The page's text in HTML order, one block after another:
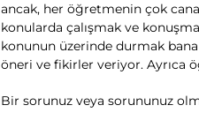
ancak, her öğretmenin çok
konularda çalışmak ve
konunun üzerinde durmak
öneri ve fikirler veriyor. Ayrıca
Bir sorunuz veya sorununuz